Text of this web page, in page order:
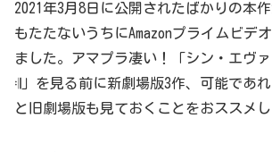
2021年3月8日に公開されたばかりの本
もたたないうちにAmazonプライムビデ
ました。アマプラ凄い！「シン・エヴ
𝄇」を見る前に新劇場版3作、可能であ
と旧劇場版も見ておくことをおススメし